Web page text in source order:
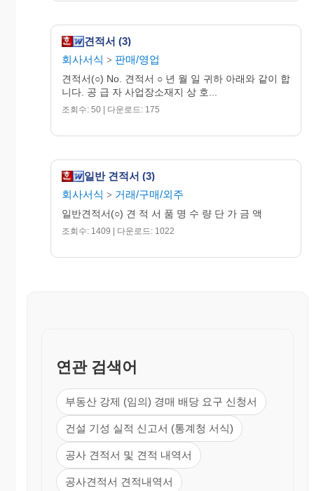
견적서 (3)
회사서식 > 판매/영업
견적서(○) No. 견적서 ○ 년 월 일 귀하 아래와 같이 합
니다. 공 급 자 사업장소재지 상 호...
조회수: 50 | 다운로드: 175
일반 견적서 (3)
회사서식 > 거래/구매/외주
일반견적서(○) 견 적 서 품 명 수 량 단 가 금 액
조회수: 1409 | 다운로드: 1022
연관 검색어
부동산 강제 (임의) 경매 배당 요구 신청서
건설 기성 실적 신고서 (통계청 서식)
공사 견적서 및 견적 내역서
공사견적서 견적내역서